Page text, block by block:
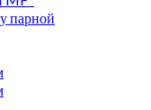
парной